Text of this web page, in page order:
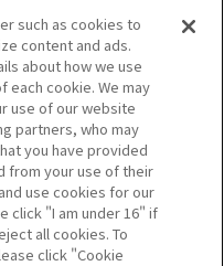
such as cookies to
content and ads.
about how we use
cookie. We may
use of our website
partners, who may
you have provided
from your use of their
use cookies for our
click "I am under 16" if
all cookies. To
click "Cookie